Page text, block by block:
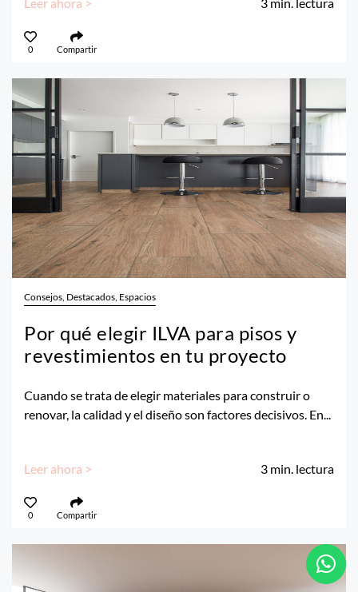
0 Compartir
Consejos, Destacados, Espacios
Por qué elegir ILVA para pisos y
revestimientos en tu proyecto
Cuando se trata de elegir materiales para construir o
renovar, la calidad y el diseño son factores decisivos. En...
Leer ahora > 3 min. lectura
0 Compartir